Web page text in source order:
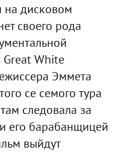
на дисковом
своего рода
Great White
Эммета
се семого тура
следовала за
его барабанщицей
выйдут